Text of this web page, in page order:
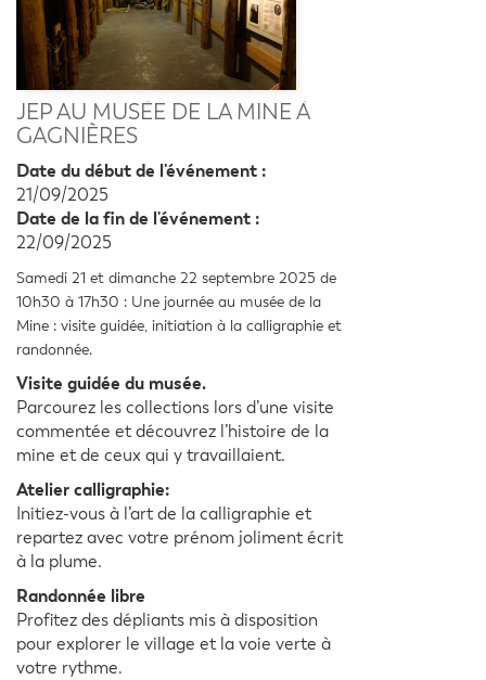
JEP AU MUSÈE DE LA MINE À
GAGNIÈRES
Date du début de l'événement :
21/09/2025
Date de la fin de l'événement :
22/09/2025
Samedi 21 et dimanche 22 septembre 2025 de
10h30 à 17h30 : Une journée au musée de la
Mine : visite guidée, initiation à la calligraphie et
randonnée.
Visite guidée du musée.
Parcourez les collections lors d’une visite
commentée et découvrez l’histoire de la
mine et de ceux qui y travaillaient.
Atelier calligraphie:
Initiez-vous à l’art de la calligraphie et
repartez avec votre prénom joliment écrit
à la plume.
Randonnée libre
Profitez des dépliants mis à disposition
pour explorer le village et la voie verte à
votre rythme.